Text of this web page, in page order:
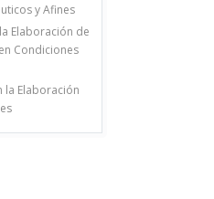
y Afines
Elaboración de
Condiciones
la Elaboración